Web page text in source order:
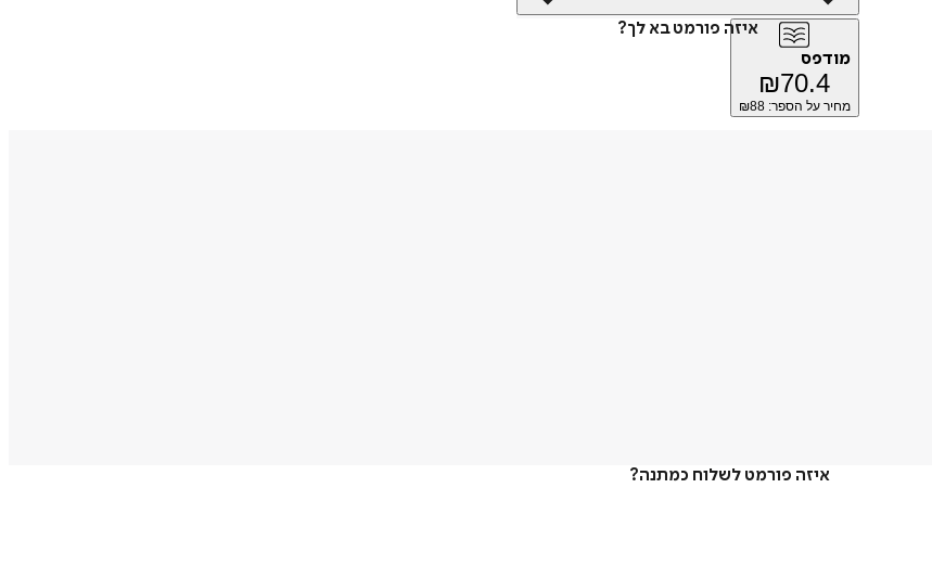
איזה פורמט בא לך?
מודפס
₪70.4
מחיר על הספר: ₪88
איזה פורמט לשלוח כמתנה?